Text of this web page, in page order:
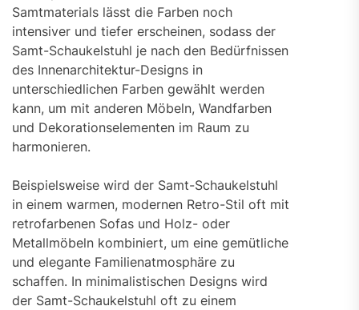
Samtmaterials lässt die Farben noch
intensiver und tiefer erscheinen, sodass der
Samt-Schaukelstuhl je nach den Bedürfnissen
des Innenarchitektur-Designs in
unterschiedlichen Farben gewählt werden
kann, um mit anderen Möbeln, Wandfarben
und Dekorationselementen im Raum zu
harmonieren.
Beispielsweise wird der Samt-Schaukelstuhl
in einem warmen, modernen Retro-Stil oft mit
retrofarbenen Sofas und Holz- oder
Metallmöbeln kombiniert, um eine gemütliche
und elegante Familienatmosphäre zu
schaffen. In minimalistischen Designs wird
der Samt-Schaukelstuhl oft zu einem